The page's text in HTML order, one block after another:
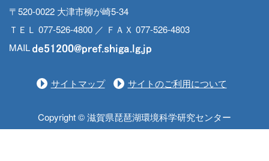
〒520-0022 大津市柳が崎5-34
ＴＥＬ 077-526-4800 ／ ＦＡＸ 077-526-4803
MAIL
サイトマップ サイトのご利用について
Copyright © 滋賀県琵琶湖環境科学研究センター